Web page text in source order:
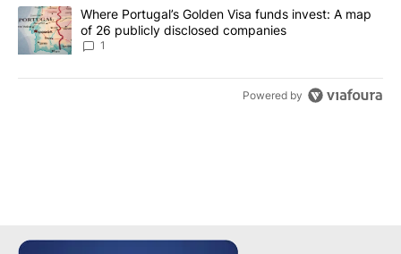
A trending article titled "Where Portugal’s Golden Visa funds
Where Portugal’s Golden Visa funds invest: A map
of 26 publicly disclosed companies
1
Powered by